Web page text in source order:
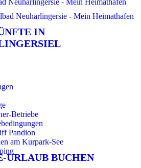
IN
Betriebe
Pandion
am Kurpark-See
URLAUB BUCHEN